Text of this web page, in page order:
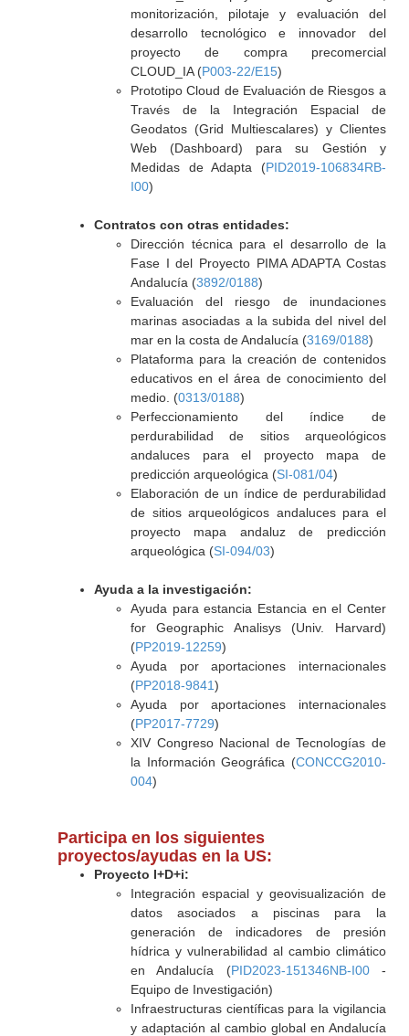
monitorización, pilotaje y evaluación del
desarrollo tecnológico e innovador del
proyecto de compra precomercial
CLOUD_IA (P003-22/E15)
Prototipo Cloud de Evaluación de Riesgos a
Través de la Integración Espacial de
Geodatos (Grid Multiescalares) y Clientes
Web (Dashboard) para su Gestión y
Medidas de Adapta (PID2019-106834RB-
I00)
Contratos con otras entidades:
Dirección técnica para el desarrollo de la
Fase I del Proyecto PIMA ADAPTA Costas
Andalucía (3892/0188)
Evaluación del riesgo de inundaciones
marinas asociadas a la subida del nivel del
mar en la costa de Andalucía (3169/0188)
Plataforma para la creación de contenidos
educativos en el área de conocimiento del
medio. (0313/0188)
Perfeccionamiento del índice de
perdurabilidad de sitios arqueológicos
andaluces para el proyecto mapa de
predicción arqueológica (SI-081/04)
Elaboración de un índice de perdurabilidad
de sitios arqueológicos andaluces para el
proyecto mapa andaluz de predicción
arqueológica (SI-094/03)
Ayuda a la investigación:
Ayuda para estancia Estancia en el Center
for Geographic Analisys (Univ. Harvard)
(PP2019-12259)
Ayuda por aportaciones internacionales
(PP2018-9841)
Ayuda por aportaciones internacionales
(PP2017-7729)
XIV Congreso Nacional de Tecnologías de
la Información Geográfica (CONCCG2010-
004)
Participa en los siguientes
proyectos/ayudas en la US:
Proyecto I+D+i:
Integración espacial y geovisualización de
datos asociados a piscinas para la
generación de indicadores de presión
hídrica y vulnerabilidad al cambio climático
en Andalucía (PID2023-151346NB-I00-
Equipo de Investigación)
Infraestructuras científicas para la vigilancia
y adaptación al cambio global en Andalucía